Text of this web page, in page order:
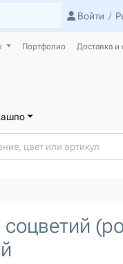
Войти /
Портфолио Доставка и